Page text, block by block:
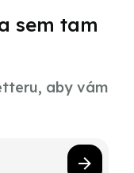
sem tam
aby vám